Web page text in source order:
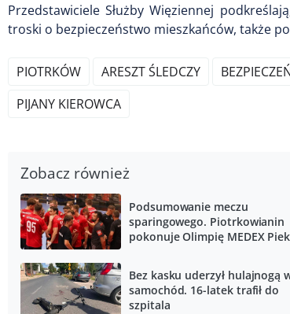
Przedstawiciele Służby Więziennej
troski o bezpieczeństwo mieszkańców, także
PIOTRKÓW ARESZT ŚLEDCZY
PIJANY KIEROWCA
Zobacz również
Podsumowanie meczu
sparingowego. Piotrkowianin
pokonuje Olimpię MEDEX
Bez kasku uderzył hulajnogą
samochód. 16-latek trafił do
szpitala